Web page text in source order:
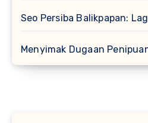
Seo Persiba Balikpapan:
Menyimak Dugaan